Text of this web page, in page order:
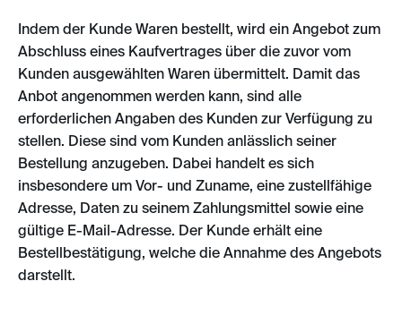
Indem der Kunde Waren bestellt, wird ein Angebot zum
Abschluss eines Kaufvertrages über die zuvor vom
Kunden ausgewählten Waren übermittelt. Damit das
Anbot angenommen werden kann, sind alle
erforderlichen Angaben des Kunden zur Verfügung zu
stellen. Diese sind vom Kunden anlässlich seiner
Bestellung anzugeben. Dabei handelt es sich
insbesondere um Vor- und Zuname, eine zustellfähige
Adresse, Daten zu seinem Zahlungsmittel sowie eine
gültige E-Mail-Adresse. Der Kunde erhält eine
Bestellbestätigung, welche die Annahme des Angebots
darstellt.